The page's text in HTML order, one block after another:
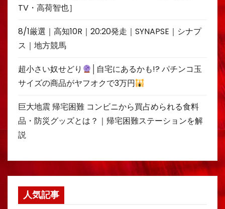
TV・高荷智也］
8/1厳選｜高知10R｜20:20発走｜SYNAPSE｜シナプ
ス｜地方競馬
超小さい奴せどり
│自宅にあるかも!? パチンコ玉
サイズの商品がヤフオクで3万円
巨大地震 帰宅困難 コンビニから買占められる食料
品・防災グッズとは？｜帰宅困難ステーションを解
説
人気記事